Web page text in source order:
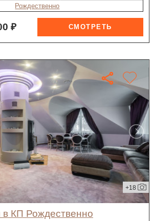
Рождественно
₽
+18
в КП Рождественно